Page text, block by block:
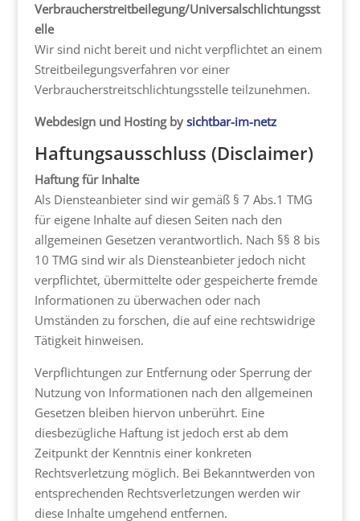
Verbraucherstreitbeilegung/Universalschlichtungsst
elle
Wir sind nicht bereit und nicht verpflichtet an einem
Streitbeilegungsverfahren vor einer
Verbraucherstreitschlichtungsstelle teilzunehmen.
Webdesign und Hosting by sichtbar-im-netz
Haftungsausschluss (Disclaimer)
Haftung für Inhalte
Als Diensteanbieter sind wir gemäß § 7 Abs.1 TMG
für eigene Inhalte auf diesen Seiten nach den
allgemeinen Gesetzen verantwortlich. Nach §§ 8 bis
10 TMG sind wir als Diensteanbieter jedoch nicht
verpflichtet, übermittelte oder gespeicherte fremde
Informationen zu überwachen oder nach
Umständen zu forschen, die auf eine rechtswidrige
Tätigkeit hinweisen.
Verpflichtungen zur Entfernung oder Sperrung der
Nutzung von Informationen nach den allgemeinen
Gesetzen bleiben hiervon unberührt. Eine
diesbezügliche Haftung ist jedoch erst ab dem
Zeitpunkt der Kenntnis einer konkreten
Rechtsverletzung möglich. Bei Bekanntwerden von
entsprechenden Rechtsverletzungen werden wir
diese Inhalte umgehend entfernen.